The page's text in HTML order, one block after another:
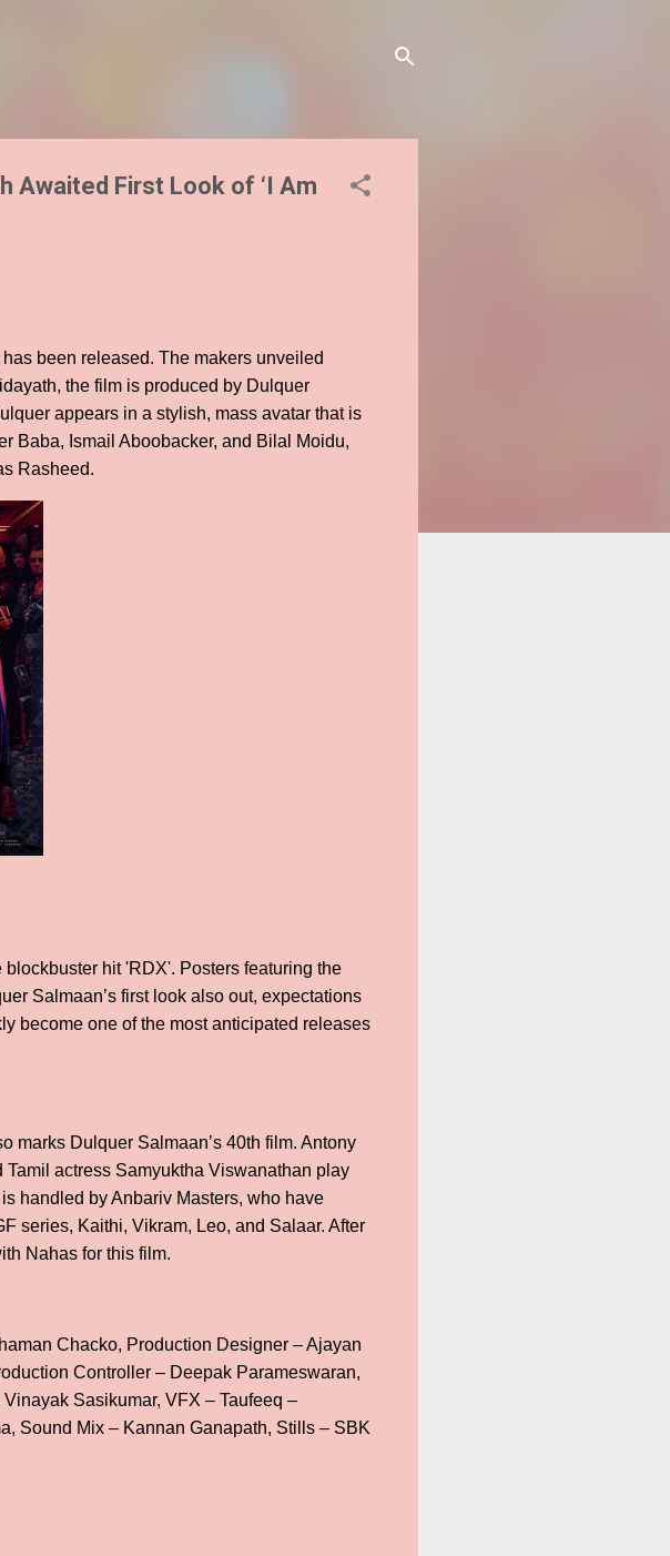
Awaited First Look of ‘I Am
been released. The makers unveiled
the film is produced by Dulquer
appears in a stylish, mass avatar that is
Baba, Ismail Aboobacker, and Bilal Moidu,
Rasheed.
blockbuster hit 'RDX'. Posters featuring the
Salmaan’s first look also out, expectations
become one of the most anticipated releases
Dulquer Salmaan’s 40th film. Antony
actress Samyuktha Viswanathan play
handled by Anbariv Masters, who have
series, Kaithi, Vikram, Leo, and Salaar. After
Nahas for this film.
Chacko, Production Designer – Ajayan
Controller – Deepak Parameswaran,
Sasikumar, VFX – Taufeeq –
Sound Mix – Kannan Ganapath, Stills – SBK